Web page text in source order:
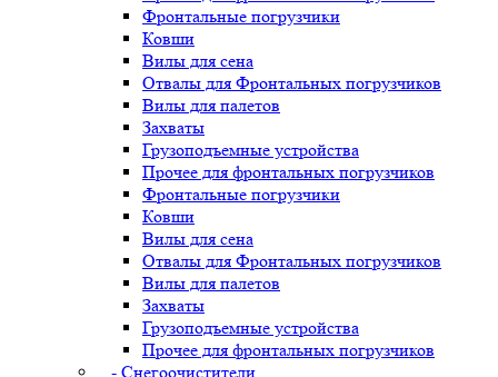
Фронтальные погрузчики
Ковши
Вилы для сена
Отвалы для Фронтальных погрузчиков
Вилы для палетов
Захваты
Грузоподъемные устройства
Прочее для фронтальных погрузчиков
Фронтальные погрузчики
Ковши
Вилы для сена
Отвалы для Фронтальных погрузчиков
Вилы для палетов
Захваты
Грузоподъемные устройства
Прочее для фронтальных погрузчиков
- Снегоочистители